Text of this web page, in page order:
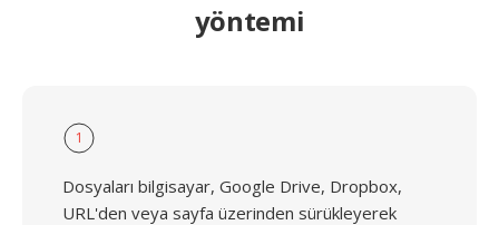
yöntemi
1
Dosyaları bilgisayar, Google Drive, Dropbox,
URL'den veya sayfa üzerinden sürükleyerek